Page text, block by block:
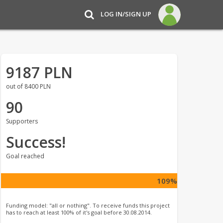
LOG IN/SIGN UP
9187 PLN
out of 8400 PLN
90
Supporters
Success!
Goal reached
109%
Funding model: "all or nothing". To receive funds this project
has to reach at least 100% of it's goal before 30.08.2014.